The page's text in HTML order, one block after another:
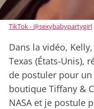
TikTok - @sexybabypartygirl
Dans la vidéo,
Texas (États-Unis),
de postuler pour
boutique Tiffany &
NASA et je postule